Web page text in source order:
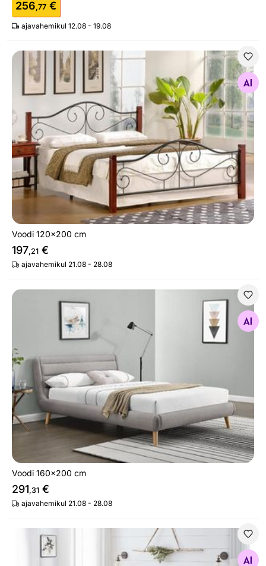
256,77 €
ajavahemikul 12.08 - 19.08
Voodi 120x200 cm
Otsi sarnaseid
Voodi 120x200 cm
197,21 €
ajavahemikul 21.08 - 28.08
Voodi 160x200 cm
Otsi sarnaseid
Voodi 160x200 cm
291,31 €
ajavahemikul 21.08 - 28.08
Voodi pesukastidega 90x200 cm
Otsi sarnaseid